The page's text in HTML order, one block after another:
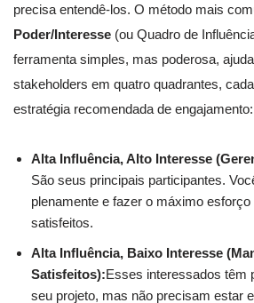
precisa entendê-los. O método mais
Poder/Interesse (ou Quadro de
ferramenta simples, mas poderosa,
stakeholders em quatro quadrantes,
estratégia recomendada de engajamento:
Alta Influência, Alto Interesse
São seus principais participantes.
plenamente e fazer o máximo
satisfeitos.
Alta Influência, Baixo Interesse
Satisfeitos):Esses interessados têm
seu projeto, mas não precisam estar